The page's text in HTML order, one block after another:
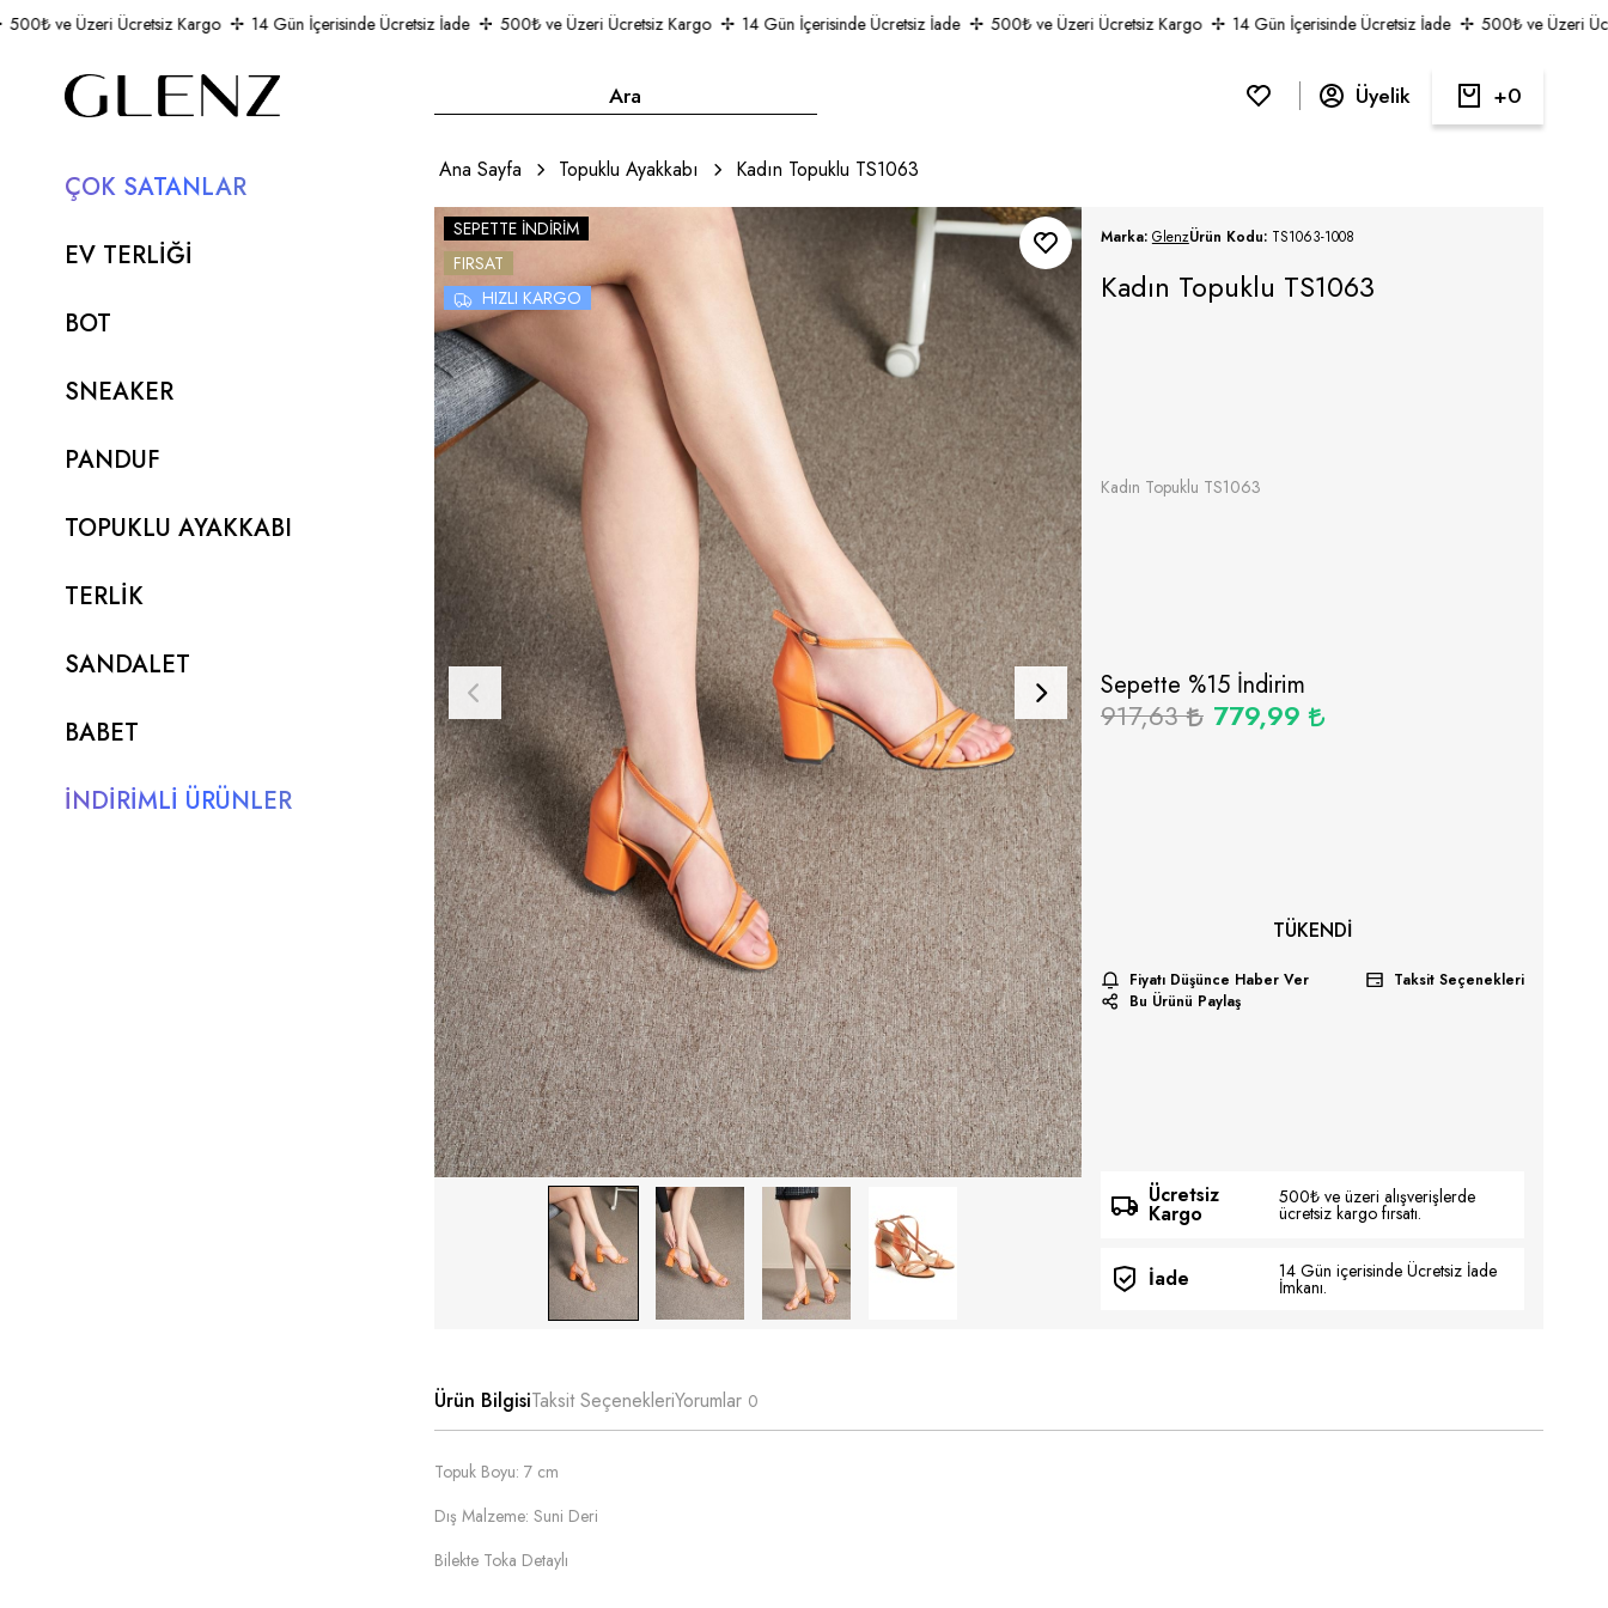
ve Üzeri Ücretsiz Kargo 14 Gün İçerisinde Ücretsiz İade 500₺ ve Üzeri Ücretsiz Kargo 14 Gün İçerisinde Ücretsiz İade 500₺ ve Üzeri Ücretsiz Kargo 14 Gün İçerisinde Ücretsiz İade 500₺ ve Üzeri
Üyelik 0
ÇOK SATANLAR
EV TERLİĞİ
BOT
SNEAKER
PANDUF
TOPUKLU AYAKKABI
TERLİK
SANDALET
BABET
İNDİRİMLİ ÜRÜNLER
Ana Sayfa Topuklu Ayakkabı Kadın Topuklu TS1063
SEPETTE İNDIRIM
FIRSAT
HIZLI KARGO
Marka: GlenzÜrün Kodu: TS1063-1008
Kadın Topuklu TS1063
Kadın Topuklu TS1063
Sepette %15İndirim
917,63 779,99
TÜKENDI
Fiyatı Düşünce Haber Ver
Taksit Seçenekleri
Bu Ürünü Paylaş
Ücretsiz
Kargo
500₺ ve üzeri alışverişlerde
ücretsiz kargo fırsatı.
İade 14 Gün içerisinde Ücretsiz İade
İmkanı.
Ürün BilgisiTaksit SeçenekleriYorumlar 0
Topuk Boyu: 7 cm
Dış Malzeme: Suni Deri
Bilekte Toka Detaylı